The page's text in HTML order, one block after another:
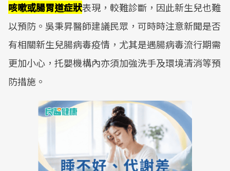
咳嗽或腸胃道症狀表現，較難診斷，因此新生兒也難
以預防。吳秉昇醫師建議民眾，可時時注意新聞是否
有相關新生兒腸病毒疫情，尤其是遇腸病毒流行期需
更加小心，托嬰機構內亦須加強洗手及環境清消等預
防措施。